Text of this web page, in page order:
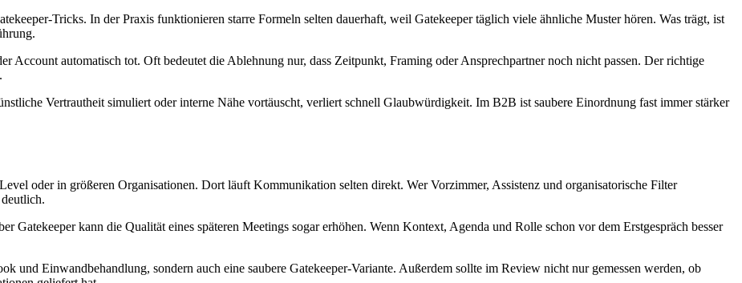
Tricks. In der Praxis funktionieren starre Formeln selten dauerhaft, weil Gatekeeper täglich viele ähnliche Muster hören. Was trägt, ist
Account automatisch tot. Oft bedeutet die Ablehnung nur, dass Zeitpunkt, Framing oder Ansprechpartner noch nicht passen. Der richtige
Vertrautheit simuliert oder interne Nähe vortäuscht, verliert schnell Glaubwürdigkeit. Im B2B ist saubere Einordnung fast immer stärker
oder in größeren Organisationen. Dort läuft Kommunikation selten direkt. Wer Vorzimmer, Assistenz und organisatorische Filter
Gatekeeper kann die Qualität eines späteren Meetings sogar erhöhen. Wenn Kontext, Agenda und Rolle schon vor dem Erstgespräch besser
und Einwandbehandlung, sondern auch eine saubere Gatekeeper-Variante. Außerdem sollte im Review nicht nur gemessen werden, ob